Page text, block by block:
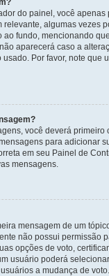
do painel, você
algumas vezes
fundo, mencionando
aparecerá caso a
Por favor, note
você deverá
para adicionar
em seu Painel de
mensagens.
mensagem de um
não possui permissão
opções de voto,
usuário poderá
a mudança de voto.